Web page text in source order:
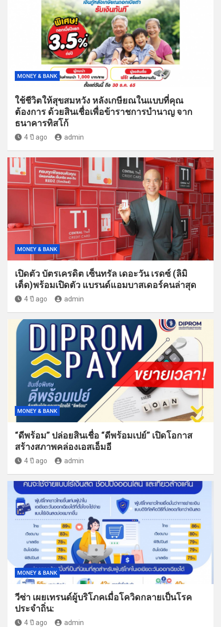
MONEY & BANK
ใช้ชีวิตให้สุขสมหวัง หลังเกษียณในแบบที่คุณ
ต้องการ ด้วยสินเชื่อเพื่อข้าราชการบำนาญ จาก
ธนาคารทิสโก้
4 ปี ago admin
MONEY & BANK
เปิดตัว บัตรเครดิต เซ็นทรัล เดอะวัน เรดซ์ (ลิมิ
เต็ด)พร้อมเปิดตัว แบรนด์แอมบาสเดอร์คนล่าสุด
4 ปี ago admin
MONEY & BANK
“ดีพร้อม” ปล่อยสินเชื่อ “ดีพร้อมเปย์” เปิดโอกาส
สร้างสภาพคล่องเอสเอ็มอี
4 ปี ago admin
MONEY & BANK
วีซ่า เผยเทรนด์ผู้บริโภคเมื่อโควิดกลายเป็นโรค
ประจำถิ่น:
4 ปี ago admin